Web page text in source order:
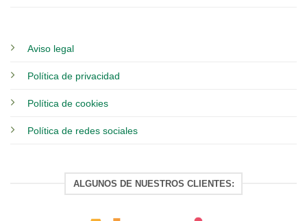
Aviso legal
Política de privacidad
Política de cookies
Política de redes sociales
ALGUNOS DE NUESTROS CLIENTES: